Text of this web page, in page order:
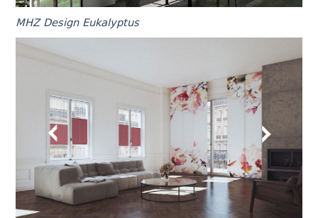
MHZ Design Eukalyptus